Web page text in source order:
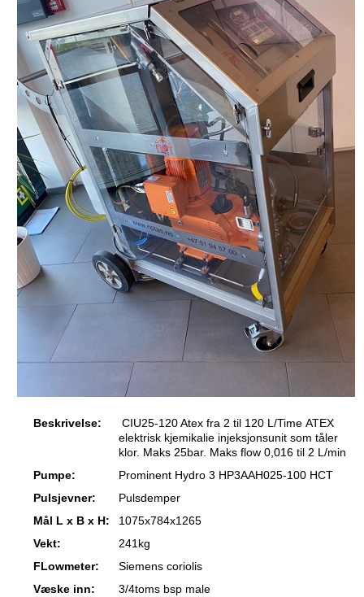
Beskrivelse:
CIU25-120 Atex fra 2 til 120 L/Time ATEX
elektrisk kjemikalie injeksjonsunit som tåler
klor. Maks 25bar. Maks flow 0,016 til 2 L/min
Pumpe:
Prominent Hydro 3 HP3AAH025-100 HCT
Pulsjevner:
Pulsdemper
Mål L x B x H:
1075x784x1265
Vekt:
241kg
FLowmeter:
Siemens coriolis
Væske inn:
3/4toms bsp male